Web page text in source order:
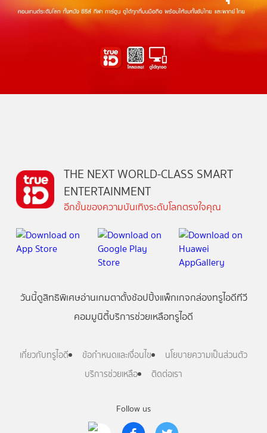
Follow us
THE NEXT WORLD-CLASS SMART
ENTERTAINMENT
อีกขั้นของความบันเทิงระดับโลกตรงใจคุณ
วันนี้ดูสิทธิพิเศษอ่านเกมตาตั้งช้อปปิ้งแพ็กเกจกล่องทรูไอดีทีวี
คอมมูนิตี้บริการช่วยเหลือทรูไอดี
เกี่ยวกับทรูไอดี ข้อกำหนดและเงื่อนไข
นโยบายความเป็นส่วนตัว
บริการช่วยเหลือ
ติดต่อเรา